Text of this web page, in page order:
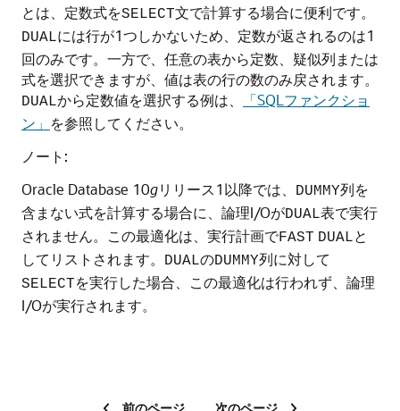
とは、定数式をSELECT文で計算する場合に便利です。
DUALには行が1つしかないため、定数が返されるのは1
回のみです。一方で、任意の表から定数、疑似列または
式を選択できますが、値は表の行の数のみ戻されます。
DUALから定数値を選択する例は、
「SQLファンクショ
ン」 を参照してください。
ノート:
Oracle Database 10gリリース1以降では、 DUMMY列を
含まない式を計算する場合に、論理I/OがDUAL表で実行
されません。この最適化は、実行計画でFAST DUALと
してリストされます。
DUALのDUMMY列に対して
SELECTを実行した場合、この最適化は行われず、論理
I/Oが実行されます。
前のページ 次のページ